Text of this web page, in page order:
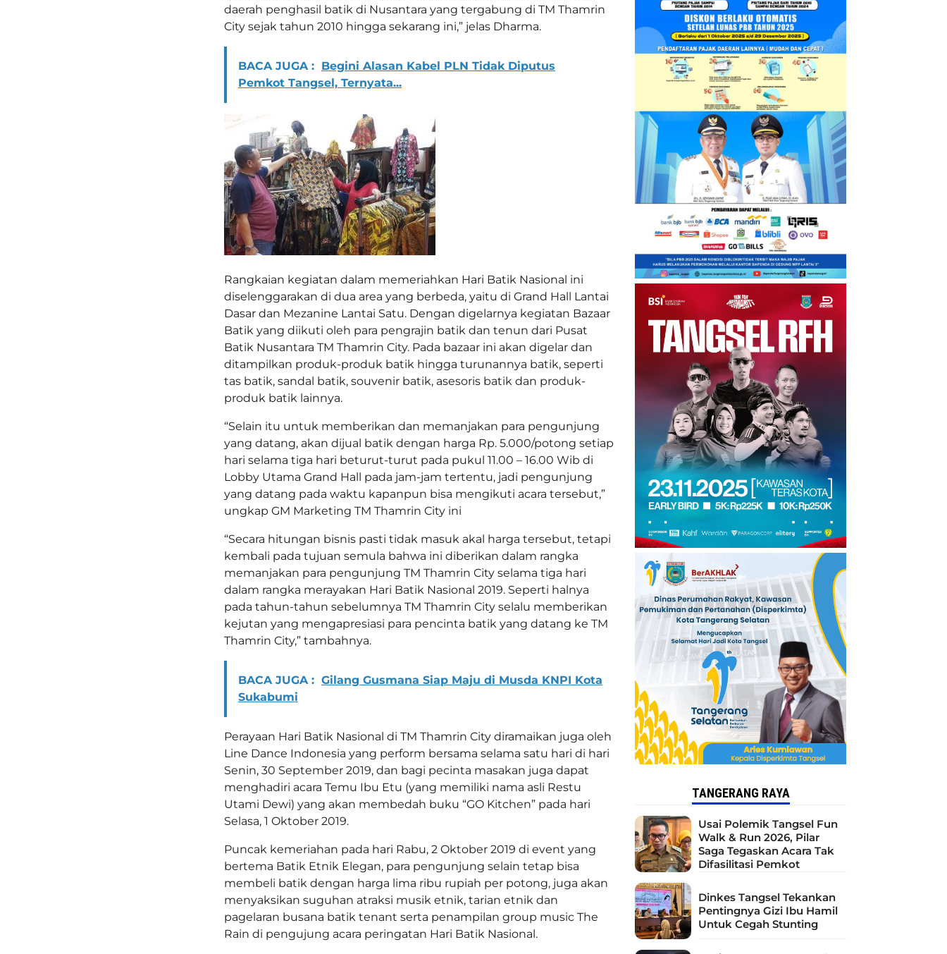
daerah penghasil batik di Nusantara yang tergabung di TM Thamrin
City sejak tahun 2010 hingga sekarang ini,” jelas Dharma.
BACA JUGA : Begini Alasan Kabel PLN Tidak Diputus
Pemkot Tangsel, Ternyata...
Rangkaian kegiatan dalam memeriahkan Hari Batik Nasional ini
diselenggarakan di dua area yang berbeda, yaitu di Grand Hall Lantai
Dasar dan Mezanine Lantai Satu. Dengan digelarnya kegiatan Bazaar
Batik yang diikuti oleh para pengrajin batik dan tenun dari Pusat
Batik Nusantara TM Thamrin City. Pada bazaar ini akan digelar dan
ditampilkan produk-produk batik hingga turunannya batik, seperti
tas batik, sandal batik, souvenir batik, asesoris batik dan produk-
produk batik lainnya.
“Selain itu untuk memberikan dan memanjakan para pengunjung
yang datang, akan dijual batik dengan harga Rp. 5.000/potong setiap
hari selama tiga hari beturut-turut pada pukul 11.00 – 16.00 Wib di
Lobby Utama Grand Hall pada jam-jam tertentu, jadi pengunjung
yang datang pada waktu kapanpun bisa mengikuti acara tersebut,”
ungkap GM Marketing TM Thamrin City ini
“Secara hitungan bisnis pasti tidak masuk akal harga tersebut, tetapi
kembali pada tujuan semula bahwa ini diberikan dalam rangka
memanjakan para pengunjung TM Thamrin City selama tiga hari
dalam rangka merayakan Hari Batik Nasional 2019. Seperti halnya
pada tahun-tahun sebelumnya TM Thamrin City selalu memberikan
kejutan yang mengapresiasi para pencinta batik yang datang ke TM
Thamrin City,” tambahnya.
BACA JUGA : Gilang Gusmana Siap Maju di Musda KNPI Kota
Sukabumi
Perayaan Hari Batik Nasional di TM Thamrin City diramaikan juga oleh
Line Dance Indonesia yang perform bersama selama satu hari di hari
Senin, 30 September 2019, dan bagi pecinta masakan juga dapat
menghadiri acara Temu Ibu Etu (yang memiliki nama asli Restu
Utami Dewi) yang akan membedah buku “GO Kitchen” pada hari
Selasa, 1 Oktober 2019.
Puncak kemeriahan pada hari Rabu, 2 Oktober 2019 di event yang
bertema Batik Etnik Elegan, para pengunjung selain tetap bisa
membeli batik dengan harga lima ribu rupiah per potong, juga akan
menyaksikan suguhan atraksi musik etnik, tarian etnik dan
pagelaran busana batik tenant serta penampilan group music The
Rain di pengujung acara peringatan Hari Batik Nasional.
TANGERANG RAYA
Usai Polemik Tangsel Fun
Walk & Run 2026, Pilar
Saga Tegaskan Acara Tak
Difasilitasi Pemkot
Dinkes Tangsel Tekankan
Pentingnya Gizi Ibu Hamil
Untuk Cegah Stunting